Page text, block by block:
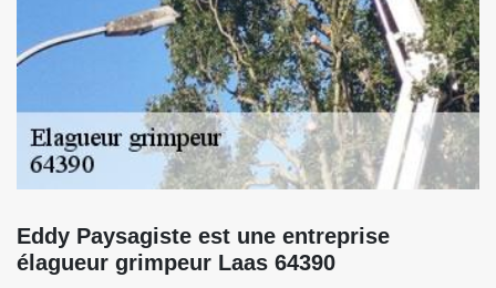
Eddy Paysagiste est une entreprise
élagueur grimpeur Laas 64390